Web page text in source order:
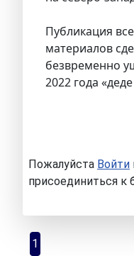
Публикация
материалов
безвременно
2022 года
Пожалуйста Войти
присоединиться к
1